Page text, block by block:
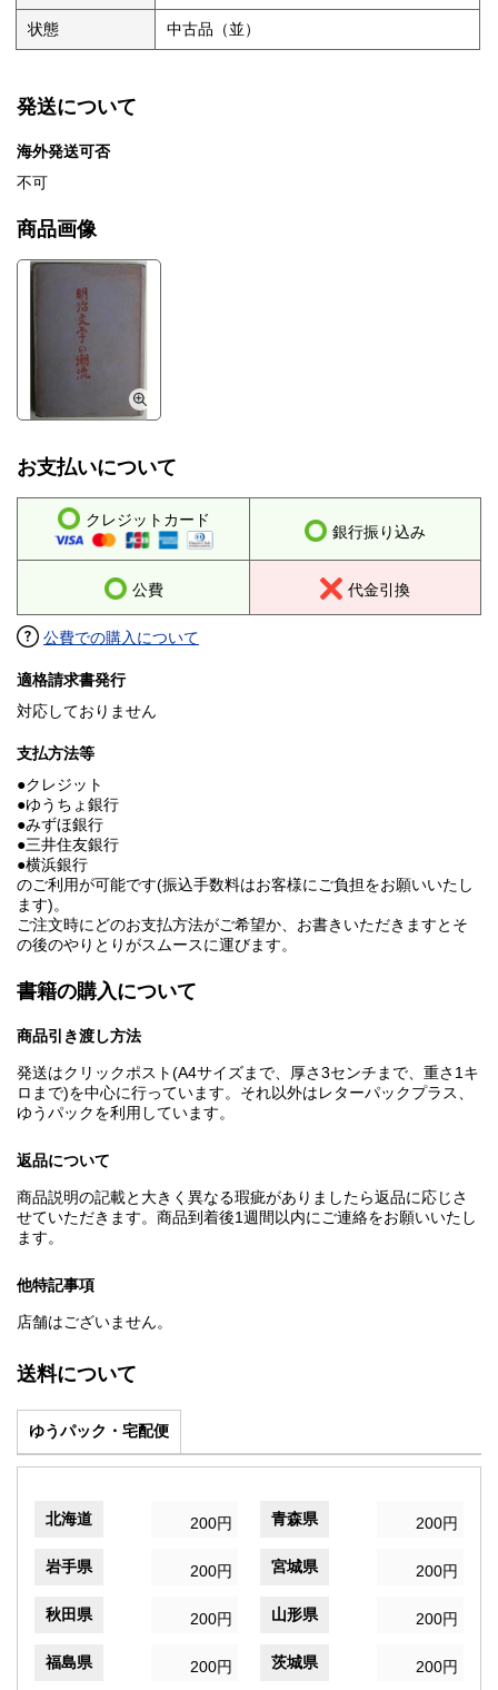
状態 中古品（並）
発送について
海外発送可否
不可
商品画像
お支払いについて
クレジットカード
銀行振り込み
公費 代金引換
公費での購入について
適格請求書発行
対応しておりません
支払方法等
●クレジット
●ゆうちょ銀行
●みずほ銀行
●三井住友銀行
●横浜銀行
のご利用が可能です(振込手数料はお客様にご負担をお願いいたし
ます)。
ご注文時にどのお支払方法がご希望か、お書きいただきますとそ
の後のやりとりがスムースに運びます。
書籍の購入について
商品引き渡し方法
発送はクリックポスト(A4サイズまで、厚さ3センチまで、重さ1キ
ロまで)を中心に行っています。それ以外はレターパックプラス、
ゆうパックを利用しています。
返品について
商品説明の記載と大きく異なる瑕疵がありましたら返品に応じさ
せていただきます。商品到着後1週間以内にご連絡をお願いいたし
ます。
他特記事項
店舗はございません。
送料について
ゆうパック・宅配便
北海道 200円 青森県 200円
岩手県 200円 宮城県 200円
秋田県 200円 山形県 200円
福島県 200円 茨城県 200円